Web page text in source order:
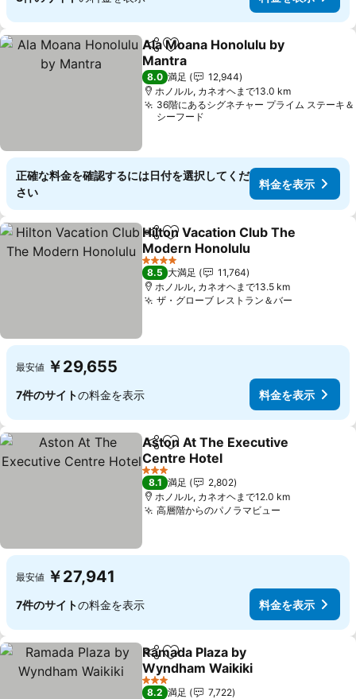
シェアお気に入りに追加
Ala Moana Honolulu by
Mantra
料金を表示
8.0 満足
12,944
ホノルル, カネオヘまで13.0 km
36階にあるシグネチャー プライム ステーキ＆
シーフード
正確な料金を確認するには日付を選択してくだ
さい
料金を表示
シェアお気に入りに追加
Hilton Vacation Club The
Modern Honolulu
料金を表示
4 ホテルのランク
8.5 大満足
11,764
ホノルル, カネオヘまで13.5 km
ザ・グローブ レストラン＆バー
最安値 ￥29,655
7件のサイトの料金を表示 料金を表示
シェアお気に入りに追加
Aston At The Executive
Centre Hotel
料金を表示
3 ホテルのランク
8.1 満足
2,802
ホノルル, カネオヘまで12.0 km
高層階からのパノラマビュー
最安値 ￥27,941
7件のサイトの料金を表示 料金を表示
シェアお気に入りに追加
Ramada Plaza by
Wyndham Waikiki
料金を表示
3 ホテルのランク
8.2 満足
7,722